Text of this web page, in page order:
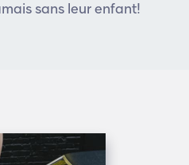
sans leur enfant!